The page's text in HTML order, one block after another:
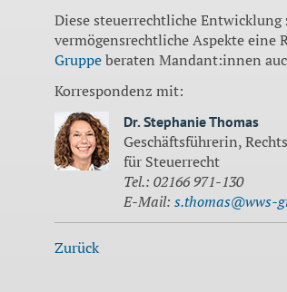
Diese steuerrechtliche Entwicklung
vermögensrechtliche Aspekte eine
Gruppeberaten Mandant:innen
Korrespondenz mit:
Dr. Stephanie Thomas
Geschäftsführerin,
für Steuerrecht
Tel.: 02166 971-130
E-Mail: s.thomas@wws-
Zurück